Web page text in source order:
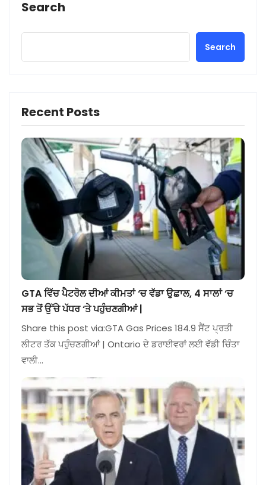
Search
Search
Recent Posts
GTA ਵਿੱਚ ਪੈਟਰੋਲ ਦੀਆਂ ਕੀਮਤਾਂ ‘ਚ ਵੱਡਾ ਉਛਾਲ, 4 ਸਾਲਾਂ ‘ਚ
ਸਭ ਤੋਂ ਉੱਚੇ ਪੱਧਰ ‘ਤੇ ਪਹੁੰਚਣਗੀਆਂ |
Share this post via:GTA Gas Prices 184.9 ਸੈਂਟ ਪ੍ਰਤੀ
ਲੀਟਰ ਤੱਕ ਪਹੁੰਚਣਗੀਆਂ | Ontario ਦੇ ਡਰਾਈਵਰਾਂ ਲਈ ਵੱਡੀ ਚਿੰਤਾ
ਵਾਲੀ…